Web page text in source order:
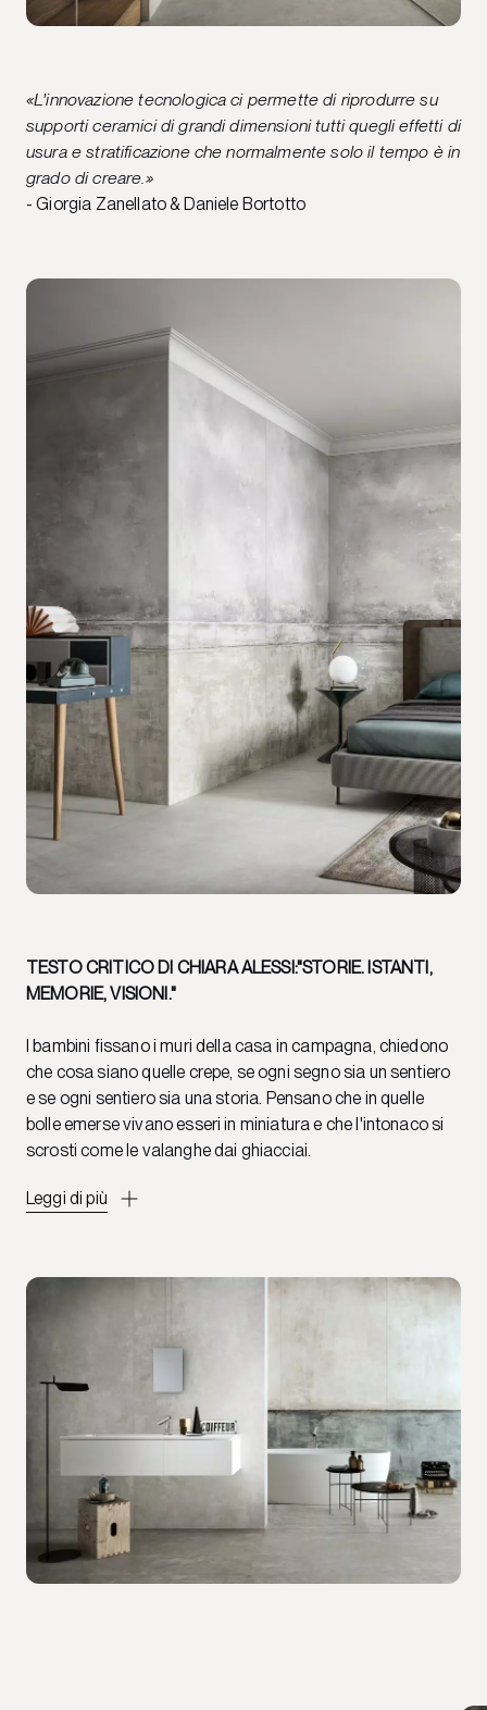
«L'innovazione tecnologica ci permette di riprodurre su
supporti ceramici di grandi dimensioni tutti quegli effetti di
usura e stratificazione che normalmente solo il tempo è in
grado di creare.»
- Giorgia Zanellato & Daniele Bortotto
TESTO CRITICO DI CHIARA ALESSI:"STORIE. ISTANTI,
MEMORIE, VISIONI."
I bambini fissano i muri della casa in campagna, chiedono
che cosa siano quelle crepe, se ogni segno sia un sentiero
e se ogni sentiero sia una storia. Pensano che in quelle
bolle emerse vivano esseri in miniatura e che l'intonaco si
scrosti come le valanghe dai ghiacciai.
Leggi di più